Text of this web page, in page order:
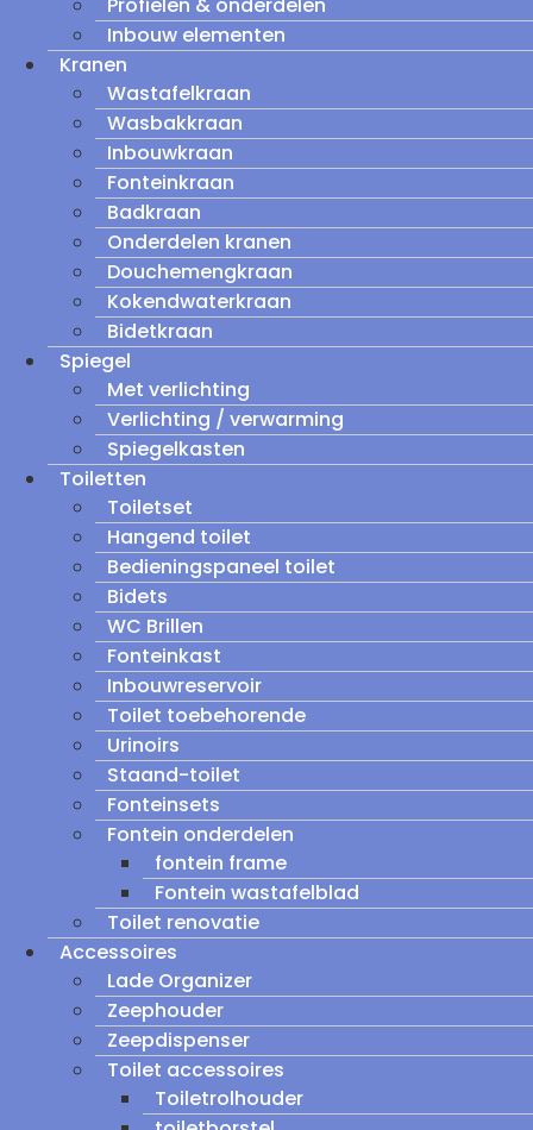
Inbouw elementen
Kranen
Wastafelkraan
Wasbakkraan
Inbouwkraan
Fonteinkraan
Badkraan
Onderdelen kranen
Douchemengkraan
Kokendwaterkraan
Bidetkraan
Spiegel
Met verlichting
Verlichting / verwarming
Spiegelkasten
Toiletten
Toiletset
Hangend toilet
Bedieningspaneel toilet
Bidets
WC Brillen
Fonteinkast
Inbouwreservoir
Toilet toebehorende
Urinoirs
Staand-toilet
Fonteinsets
Fontein onderdelen
fontein frame
Fontein wastafelblad
Toilet renovatie
Accessoires
Lade Organizer
Zeephouder
Zeepdispenser
Toilet accessoires
Toiletrolhouder